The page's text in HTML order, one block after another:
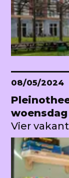
08/05/2024
woensdag
Vier